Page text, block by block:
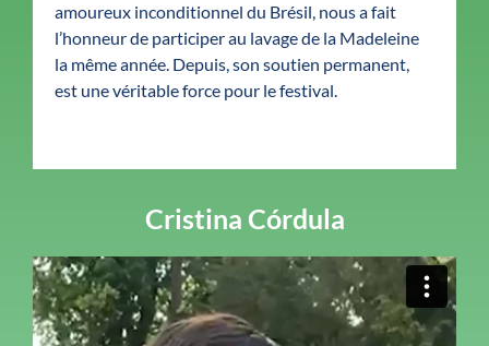
amoureux inconditionnel du Brésil, nous a fait
l’honneur de participer au lavage de la Madeleine
la même année. Depuis, son soutien permanent,
est une véritable force pour le festival.
Cristina Córdula